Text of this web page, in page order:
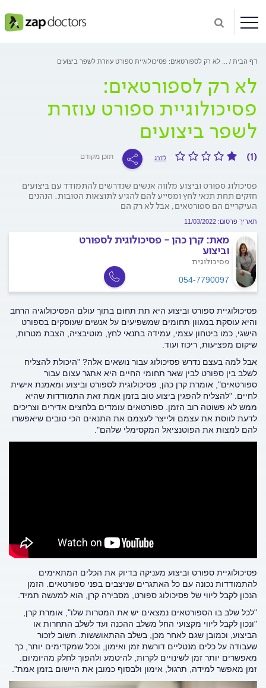
דף הבית לא רק לספורטאים: פסיכולוגיית ספורט עוזרת לשפר ביצועים
לא רק לספורטאים:
פסיכולוגיית ספורט עוזרת
לשפר ביצועים
(1) לדרג תוכן מקודם
פסיכולוג ספורט וביצוע מלווה אנשים שנדרשים להתמודד עם ביצועים
חזקים תחת תנאי לחץ ומסייע להם להגיע לתוצאות הטובות. הנהנים
העיקריים הם ספורטאים, אבל לא רק הם
תאריך פרסום: 11/03/2022
מאת: קרן כהן - פסיכולוגית לספורט
וביצוע
פסיכולוגית
054-7790097
פסיכולוגיית ספורט וביצוע היא תת תחום בתוך עולם הפסיכולוגיה הרחב
והיא עוסקת במגוון תחומים שמשפיעים על אנשים שעוסקים בספורט
הישגי, כמו ביטחון עצמי, עמידה בתנאי לחץ, מוטיבציה, הצבת מטרות,
שיקום מפציעות, ריכוז ועוד.
אבל למה בעצם נדרש פסיכולוג עבור נושאים אלה? "היכולת להצליח
לשלב בין ספורט לבין שאר תחומי החיים היא אתגר עצום עבור
ספורטאים", אומרת קרן כהן, פסיכולוגית לספורט וביצוע ומאמנת אישית
לחיים. "להצליח להפגין ביצוע טוב בזמן אמת זאת התמודדות שהיא
ממש לא פשוטה רוב הזמן. ספורטאים עומדים בלחצים אדירים וצריכים
לדעת לווסת את עצמם ולייצר לעצמם את התנאים הכי טובים שיאפשרו
להם למצות את הפוטנציאל המקסימלי שלהם".
פסיכולוגיית ספורט וביצוע מעניקה בדיוק את הכלים המתאימים
להתמודדות נכונה עם כל האתגרים שניצבים בפני ספורטאים. הזמן
הנכון לקבל ליווי של פסיכולוג ספורט, מסבירה קרן, הוא למעשה תמיד.
"לכל שלב בו הספורטאים נמצאים יש את המטרות שלו", אומרת קרן,
"ונכון לקבל ליווי מקצועי החל משלב ההכנה ועד לשלב התחרות או
הביצוע, וכמובן שגם לאחר מכן, בשלב ההתאוששות. חשוב לזכור
שעבודה על כלים מנטליים דורשת זמן ואימון, וככל שמקדימים יותר, כך
מאפשרים יותר זמן לשינויים לקרות, להיטמע ולהפוך לחלק מהיומיום.
זמן מאפשר למידה, תרגול, אימון ולבסוף כמובן את היישום בזמן אמת".